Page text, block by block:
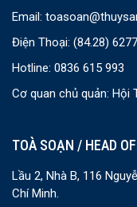
Email:
Điện Thoại: (84.28)
Hotline: 0836 615 993
Cơ quan chủ quản: Hội
TOÀ SOẠN / HEAD
Lầu 2, Nhà B, 116
Chí Minh.